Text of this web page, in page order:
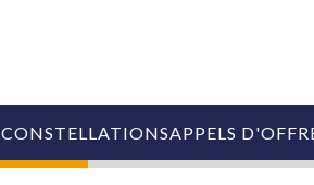
CONSTELLATIONSAPPELS